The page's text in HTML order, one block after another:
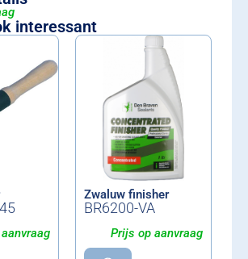
interessant
Zwaluw finisher
BR6200-VA
Prijs op aanvraag